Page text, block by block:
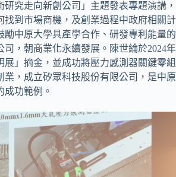
研究走向新創公司」主題發表專題演講，
找到市場商機，及創業過程中政府相關計
勵中原大學具產學合作、研發專利能量的
司，朝商業化永續發展。陳世綸於2024年
展」摘金，並成功將壓力感測器關鍵零組
業，成立矽眾科技股份有限公司，是中原
成功範例。